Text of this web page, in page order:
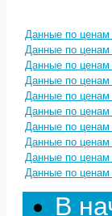
Данные по ценам
Данные по ценам
Данные по ценам
Данные по ценам
Данные по ценам
Данные по ценам
Данные по ценам
Данные по ценам
Данные по ценам
Данные по ценам
В